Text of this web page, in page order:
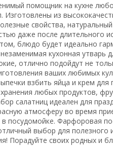
помощник на кухне
Изготовлены из
свойства,
даже после длительного
блюдо будет идеально
кухонная утварь
отлично подойдут не
ваших любимых
взбить яйца и крем
любых продуктов,
салатниц идеален для
атмосферу во время
посудомойке. Фарфоровая
выбор для
Порадуйте своих родных и